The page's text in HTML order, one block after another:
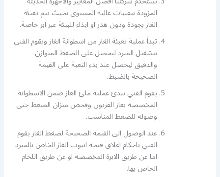
المزودة بتقنيات عالية المستوى بحيث يتم تعبئة
الغاز بجودة ودون هدر او ايذاء للبيئة عبر ابر خاصة.
تبدأ عملية تعبئة الغاز من اسطوانة الغاز ويقوم الفني
بتشغيل المبرد ليحصل على الضغط المتوازن
والدقيق ليحصل عند بدء التعبة على القيمة
الصحيحة بالضبط.
يقوم الفني ببدئ عملية ملئ الغاز ضمن الاسطوانة
المخصصة بغاز الفريون وفحص ميزان الضغط حتى
وصوله للضغط المناسب.
عند الوصول الى القيمة الصحيحة لضغط الغاز يقوم
الفني باحكام اغلاق فتحة انبوب الغاز الخاص بالمبرد
اما عن طريق الابرة المخصصة او عن طريق اللحام
الخاص بها.